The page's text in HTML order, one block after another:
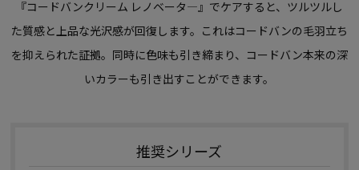
『コードバンクリーム レノベータ―』でケアすると、ツルツルし
た質感と上品な光沢感が回復します。これはコードバンの毛羽立ち
を抑えられた証拠。同時に色味も引き締まり、コードバン本来の深
いカラーも引き出すことができます。
推奨シリーズ